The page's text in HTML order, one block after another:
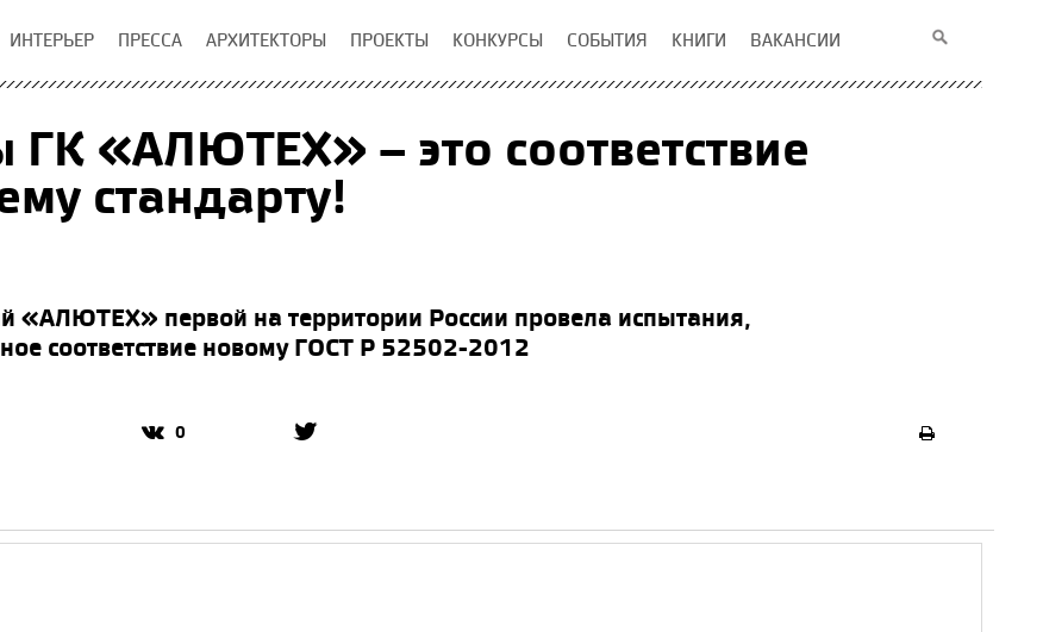
ИНТЕРЬЕР ПРЕССА АРХИТЕКТОРЫ ПРОЕКТЫ КОНКУРСЫ СОБЫТИЯ КНИГИ ВАКАНСИИ
ГК «АЛЮТЕХ» – это соответствие
стандарту!
«АЛЮТЕХ» первой на территории России провела испытания,
соответствие новому ГОСТ Р 52502-2012
0